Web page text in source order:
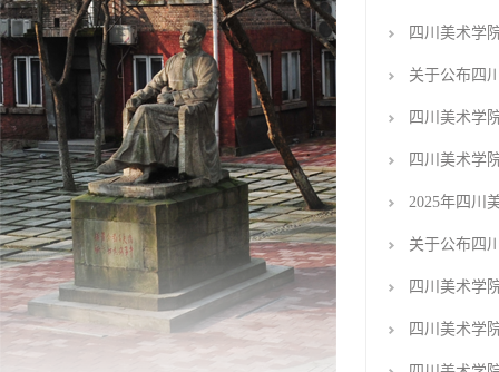
四川美术学
关于公布四
四川美术学
四川美术学
2025年四川
关于公布四
四川美术学
四川美术学